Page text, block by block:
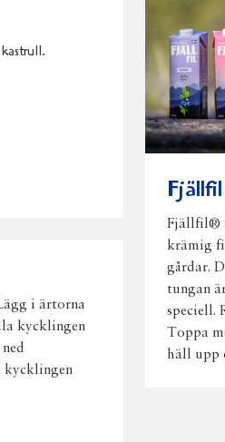
i ärtorna
kycklingen
kycklingen
Fjällfil®
krämig
gårdar.
tungan
speciell.
Toppa
häll upp